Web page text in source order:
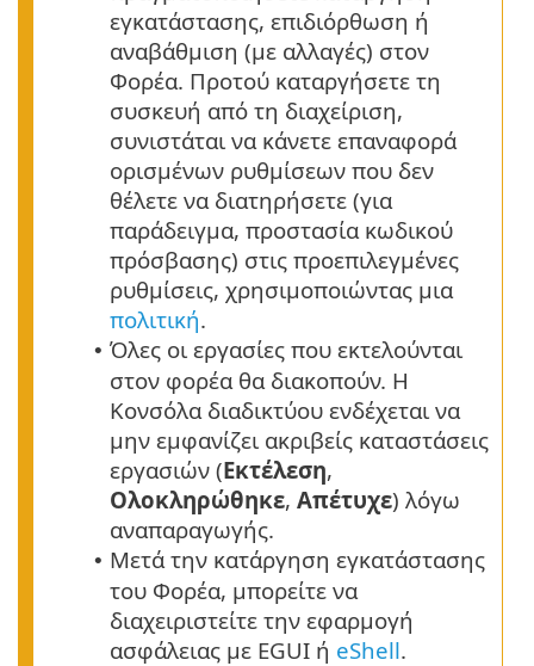
εγκατάστασης, επιδιόρθωση ή
αναβάθμιση (με αλλαγές) στον
Φορέα. Προτού καταργήσετε τη
συσκευή από τη διαχείριση,
συνιστάται να κάνετε επαναφορά
ορισμένων ρυθμίσεων που δεν
θέλετε να διατηρήσετε (για
παράδειγμα, προστασία κωδικού
πρόσβασης) στις προεπιλεγμένες
ρυθμίσεις, χρησιμοποιώντας μια
πολιτική.
• Όλες οι εργασίες που εκτελούνται
στον φορέα θα διακοπούν. Η
Κονσόλα διαδικτύου ενδέχεται να
μην εμφανίζει ακριβείς καταστάσεις
εργασιών (Εκτέλεση,
Ολοκληρώθηκε, Απέτυχε) λόγω
αναπαραγωγής.
• Μετά την κατάργηση εγκατάστασης
του Φορέα, μπορείτε να
διαχειριστείτε την εφαρμογή
ασφάλειας με EGUI ή eShell.